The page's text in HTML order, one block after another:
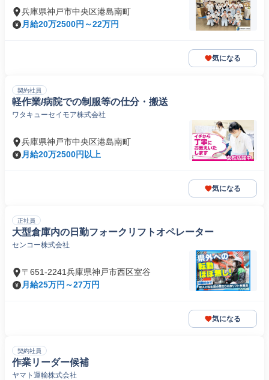
兵庫県神戸市中央区港島南町
月給20万2500円～22万円
気になる
契約社員
軽作業/病院での制服等の仕分・搬送
ワタキューセイモア株式会社
兵庫県神戸市中央区港島南町
月給20万2500円以上
気になる
正社員
大型倉庫内の日勤フォークリフトオペレーター
センコー株式会社
〒651-2241兵庫県神戸市西区室谷
月給25万円～27万円
気になる
契約社員
作業リーダー候補
ヤマト運輸株式会社